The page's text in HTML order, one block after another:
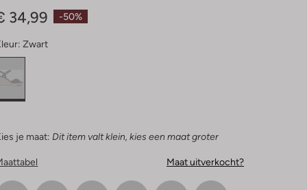
-50%
34,99
Zwart
je maat: Dit item valt klein, kies een maat groter
Maat uitverkocht?